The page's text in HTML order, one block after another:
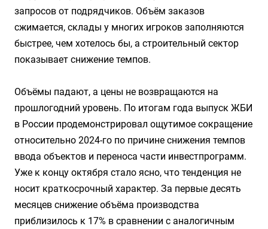
запросов от подрядчиков. Объём заказов
сжимается, склады у многих игроков заполняются
быстрее, чем хотелось бы, а строительный сектор
показывает снижение темпов.
Объёмы падают, а цены не возвращаются на
прошлогодний уровень. По итогам года выпуск ЖБИ
в России продемонстрировал ощутимое сокращение
относительно 2024-го по причине снижения темпов
ввода объектов и переноса части инвестпрограмм.
Уже к концу октября стало ясно, что тенденция не
носит краткосрочный характер. За первые десять
месяцев снижение объёма производства
приблизилось к 17% в сравнении с аналогичным